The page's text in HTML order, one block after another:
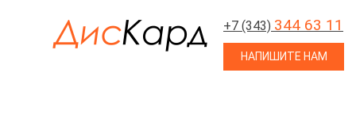
+7 (343) 344 63 11
НАПИШИТЕ НАМ